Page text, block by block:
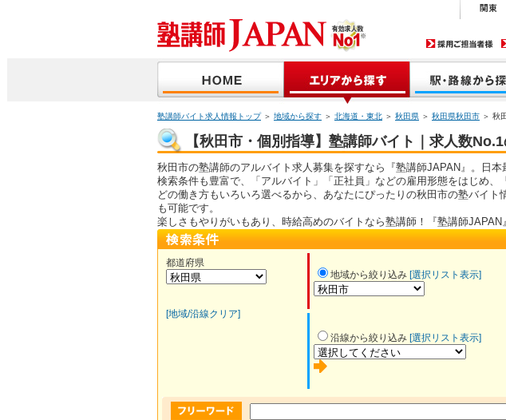
塾講師バイト求人情報トップ＞ 地域から探す ＞ 北海道・東北 ＞ 秋田県 ＞ 秋田県秋田市 ＞ 秋
【秋田市・個別指導】塾講師バイト｜求人数
秋田市の塾講師のアルバイト求人募集を探すなら『塾講師JAPAN』。日
検索条件も豊富で、「アルバイト」「正社員」などの雇用形態をはじめ
どの働き方もいろいろ選べるから、あなたにぴったりの秋田市の塾バイ
も可能です。
楽しさもやりがいもあり、時給高めのバイトなら塾講師！『塾講師
都道府県
[地域/沿線クリア]
地域から絞り込み [選択リスト表示]
沿線から絞り込み [選択リスト表示]